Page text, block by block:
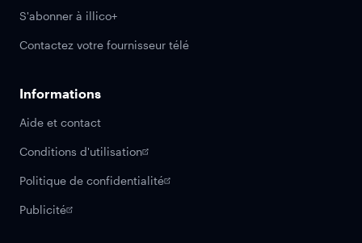
S'abonner à illico+
Contactez votre fournisseur télé
Informations
Aide et contact
Conditions d'utilisation
Politique de confidentialité
Publicité